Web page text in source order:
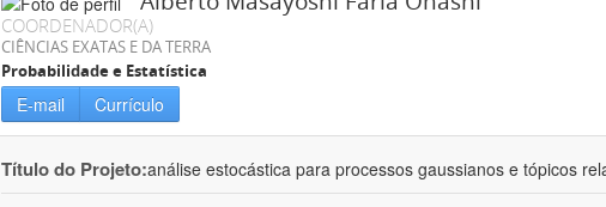
COORDENADOR(A)
CIÊNCIAS EXATAS E DA TERRA
Probabilidade e Estatística
E-mail Currículo
Título do Projeto:análise estocástica para processos gaussianos e tópicos